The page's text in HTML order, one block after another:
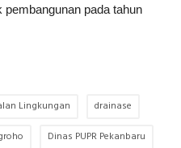
pada tahun
Lingkungan
drainase
Dinas PUPR Pekanbaru